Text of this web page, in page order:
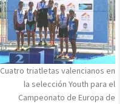
Cuatro triatletas valencianos en
la selección Youth para el
Campeonato de Europa de